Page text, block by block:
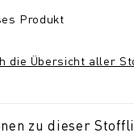
Produkt
die Übersicht aller
zu dieser